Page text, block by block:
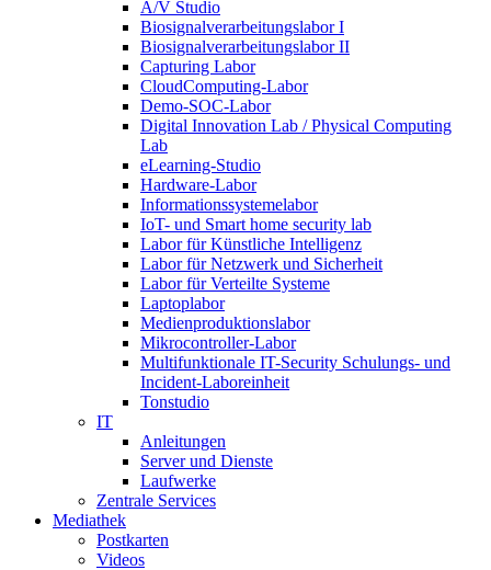
A/V Studio
Biosignalverarbeitungslabor I
Biosignalverarbeitungslabor II
Capturing Labor
CloudComputing-Labor
Demo-SOC-Labor
Digital Innovation Lab / Physical Computing
Lab
eLearning-Studio
Hardware-Labor
Informationssystemelabor
IoT- und Smart home security lab
Labor für Künstliche Intelligenz
Labor für Netzwerk und Sicherheit
Labor für Verteilte Systeme
Laptoplabor
Medienproduktionslabor
Mikrocontroller-Labor
Multifunktionale IT-Security Schulungs- und
Incident-Laboreinheit
Tonstudio
IT
Anleitungen
Server und Dienste
Laufwerke
Zentrale Services
Mediathek
Postkarten
Videos